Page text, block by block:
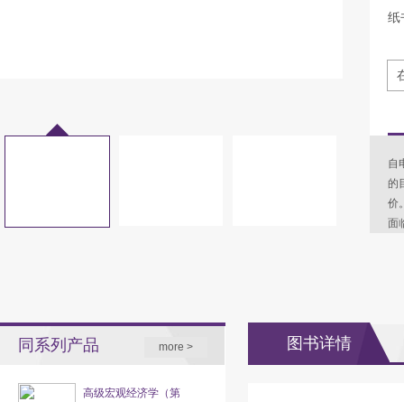
纸
自
的
价
面
同系列产品 more >
高级宏观经济学（第
图书详情